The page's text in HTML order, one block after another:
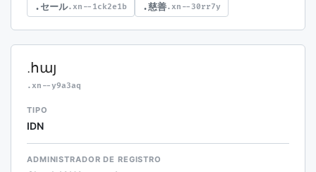
.セール.xn--1ck2e1b .慈善.xn--30rr7y
.հայ
.xn--y9a3aq
TIPO
IDN
ADMINISTRADOR DE REGISTRO